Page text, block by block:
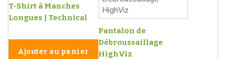
T-Shirt à Manches
Longues | Technical
Ajouter au panier
Pantalon de
Débroussaillage
HighViz